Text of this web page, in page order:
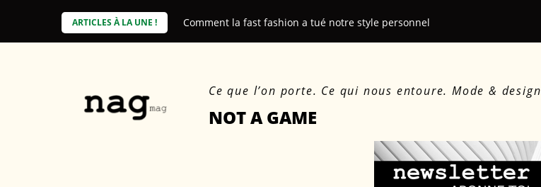
ARTICLES À LA UNE !
environnemental des produits Comment la fast fashion a tué notre style personnel
Ce que l’on porte. Ce qui nous entoure. Mode &
NOT A GAME